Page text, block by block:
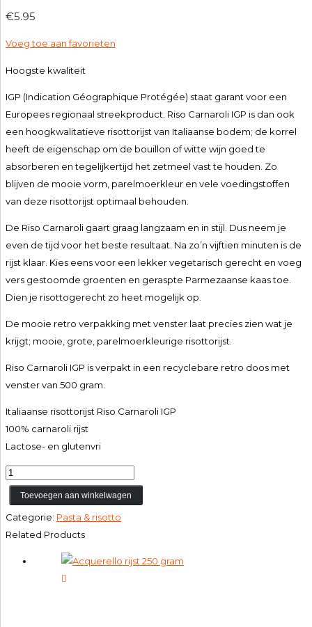
€5.95
Voeg toe aan favorieten
Hoogste kwaliteit
IGP (Indication Géographique Protégée) staat garant voor een
Europees regionaal streekproduct. Riso Carnaroli IGP is dan ook
een hoogkwalitatieve risottorijst van Italiaanse bodem; de korrel
heeft de eigenschap om de bouillon of witte wijn goed te
absorberen en tegelijkertijd het zetmeel vast te houden. Zo
blijven de mooie vorm, parelmoerkleur en vele voedingstoffen
van deze risottorijst optimaal behouden.
De Riso Carnaroli gaart graag langzaam en in stijl. Dus neem je
even de tijd voor het beste resultaat. Na zo’n vijftien minuten is de
rijst klaar. Kies eens voor een lekker vegetarisch gerecht en voeg
vers gestoomde groenten en geraspte Parmezaanse kaas toe.
Dien je risottogerecht zo heet mogelijk op.
De mooie retro verpakking met venster laat precies zien wat je
krijgt; mooie, grote, parelmoerkleurige risottorijst.
Riso Carnaroli IGP is verpakt in een recyclebare retro doos met
venster van 500 gram.
Italiaanse risottorijst Riso Carnaroli IGP
100% carnaroli rijst
Lactose- en glutenvri
Riso
Carnaroli
IGP
aantal
Toevoegen aan winkelwagen
Categorie: Pasta & risotto
Related Products